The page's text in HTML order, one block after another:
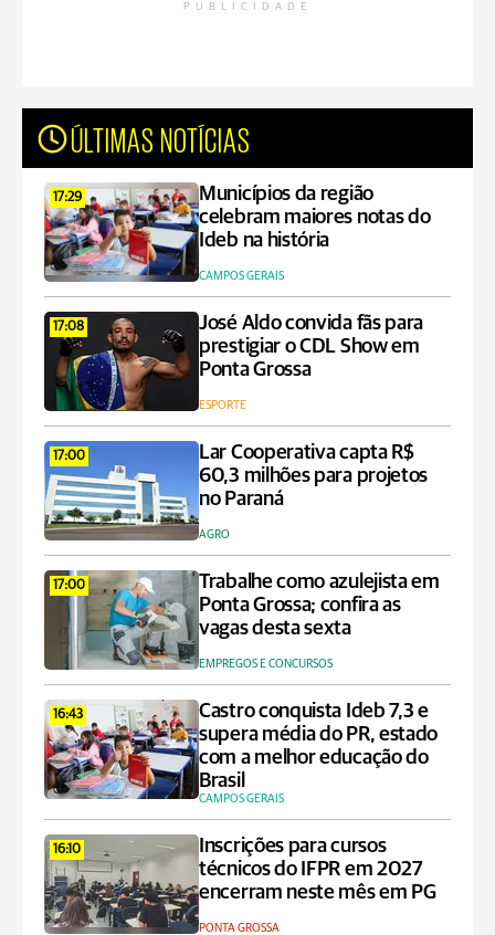
PUBLICIDADE
ÚLTIMAS NOTÍCIAS
17:29
Municípios da região
celebram maiores notas do
Ideb na história
CAMPOS GERAIS
17:08
José Aldo convida fãs para
prestigiar o CDL Show em
Ponta Grossa
ESPORTE
17:00
Lar Cooperativa capta R$
60,3 milhões para projetos
no Paraná
AGRO
17:00
Trabalhe como azulejista em
Ponta Grossa; confira as
vagas desta sexta
EMPREGOS E CONCURSOS
16:43
Castro conquista Ideb 7,3 e
supera média do PR, estado
com a melhor educação do
Brasil
CAMPOS GERAIS
16:10
Inscrições para cursos
técnicos do IFPR em 2027
encerram neste mês em PG
PONTA GROSSA